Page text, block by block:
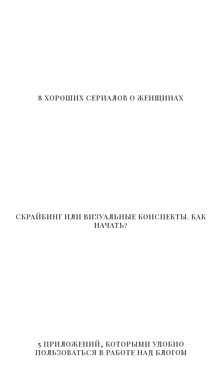
8 ХОРОШИХ СЕРИАЛОВ О ЖЕНЩИНАХ
СКРАЙБИНГ ИЛИ ВИЗУАЛЬНЫЕ КОНСПЕКТЫ. КАК
НАЧАТЬ?
5 ПРИЛОЖЕНИЙ, КОТОРЫМИ УДОБНО
ПОЛЬЗОВАТЬСЯ В РАБОТЕ НАД БЛОГОМ